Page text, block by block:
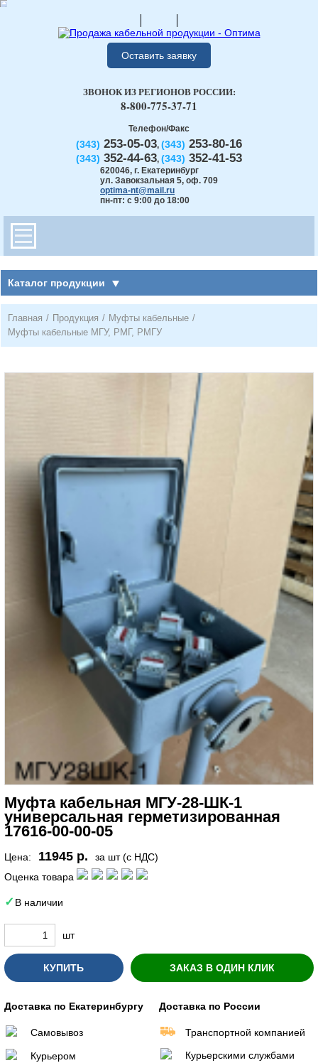
Оставить заявку
Телефон/Факс
(343) 253-05-03, (343) 253-80-16
(343) 352-44-63, (343) 352-41-53
620046, г. Екатеринбург
ул. Завокзальная 5, оф. 709
optima-nt@mail.ru
пн-пт: с 9:00 до 18:00
ЗВОНОК ИЗ РЕГИОНОВ РОССИИ:
8-800-775-37-71
Каталог продукции
Главная / Продукция / Муфты кабельные /
Муфты кабельные МГУ, РМГ, РМГУ
Муфта кабельная МГУ-28-ШК-1
универсальная герметизированная
17616-00-00-05
Цена: 11945 р.
за шт (с НДС)
Оценка товара
В наличии
шт
КУПИТЬ ЗАКАЗ В ОДИН КЛИК
Доставка по Екатеринбургу
Самовывоз
Курьером
Доставка по России
Транспортной компанией
Курьерскими службами